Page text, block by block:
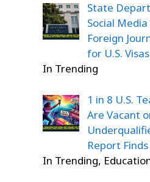
State
Social
Foreign
for U.S. Visas
In Trending
1 in 8 U.S.
Are Vacant
Report Finds
In Trending,